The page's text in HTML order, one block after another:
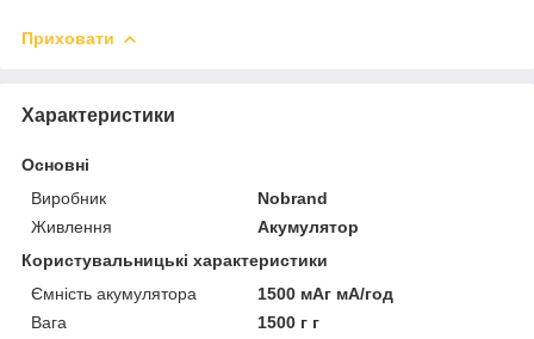
Приховати
Характеристики
Основні
Виробник
Nobrand
Живлення
Акумулятор
Користувальницькі характеристики
Ємність акумулятора
1500 мАг мА/год
Вага
1500 г г